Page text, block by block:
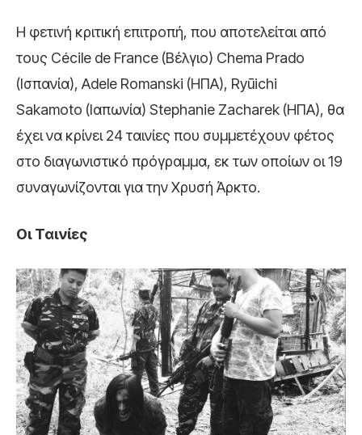
Η φετινή κριτική επιτροπή, που αποτελείται από
τους Cécile de France (Βέλγιο) Chema Prado
(Ισπανία), Adele Romanski (ΗΠΑ), Ryūichi
Sakamoto (Ιαπωνία) Stephanie Zacharek (ΗΠΑ), θα
έχει να κρίνει 24 ταινίες που συμμετέχουν φέτος
στο διαγωνιστικό πρόγραμμα, εκ των οποίων οι 19
συναγωνίζονται για την Χρυσή Άρκτο.
Οι Ταινίες